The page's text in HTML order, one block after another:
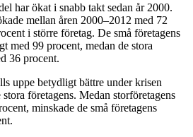
har ökat i snabb takt sedan år 2000.
mellan åren 2000–2012 med 72
i större företag. De små företagens
med 99 procent, medan de stora
36 procent.
uppe betydligt bättre under krisen
företagens. Medan storföretagens
minskade de små företagens